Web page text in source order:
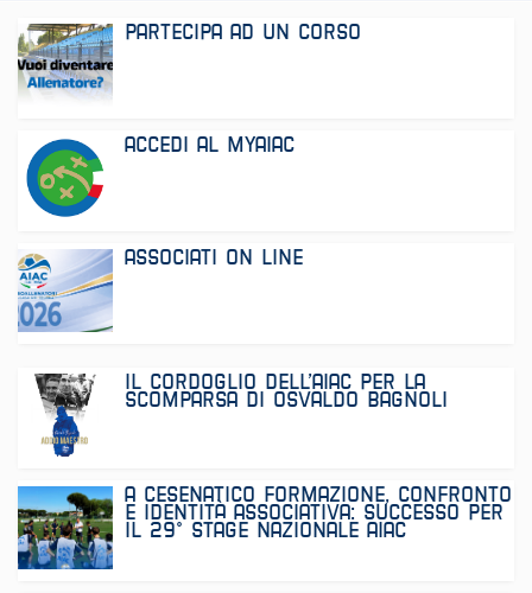
PARTECIPA AD UN CORSO
ACCEDI AL MYAIAC
ASSOCIATI ON LINE
IL CORDOGLIO DELL’AIAC PER LA
SCOMPARSA DI OSVALDO BAGNOLI
A CESENATICO FORMAZIONE, CONFRONTO
E IDENTITÀ ASSOCIATIVA: SUCCESSO PER
IL 29° STAGE NAZIONALE AIAC